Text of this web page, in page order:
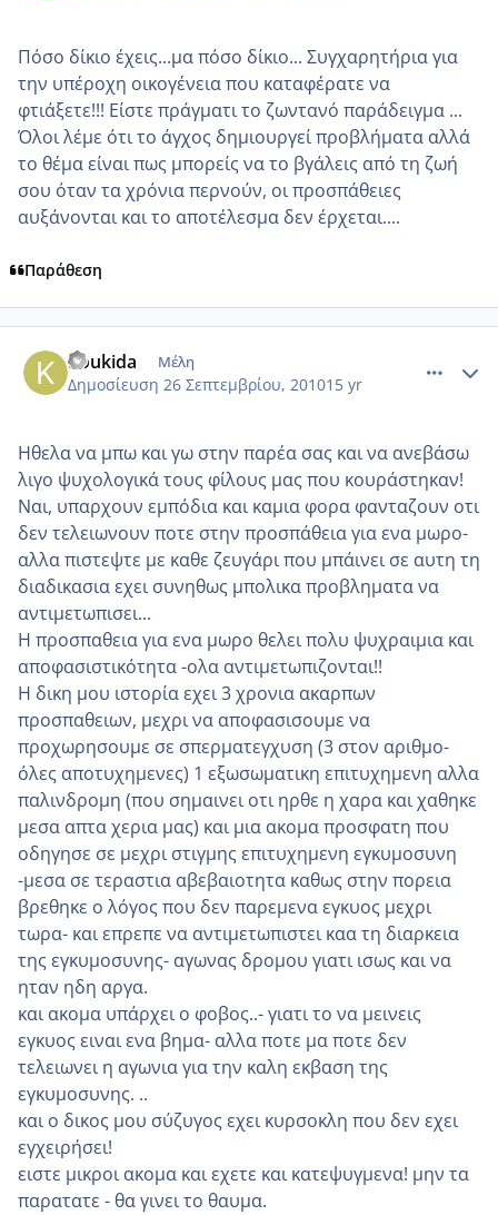
Πόσο δίκιο έχεις...μα πόσο δίκιο... Συγχαρητήρια για
την υπέροχη οικογένεια που καταφέρατε να
φτιάξετε!!! Είστε πράγματι το ζωντανό παράδειγμα ...
Όλοι λέμε ότι το άγχος δημιουργεί προβλήματα αλλά
το θέμα είναι πως μπορείς να το βγάλεις από τη ζωή
σου όταν τα χρόνια περνούν, οι προσπάθειες
αυξάνονται και το αποτέλεσμα δεν έρχεται....
Παράθεση
Koukida Μέλη
Δημοσίευση 26 Σεπτεμβρίου, 201015 yr
Ηθελα να μπω και γω στην παρέα σας και να ανεβάσω
λιγο ψυχολογικά τους φίλους μας που κουράστηκαν!
Ναι, υπαρχουν εμπόδια και καμια φορα φανταζουν οτι
δεν τελειωνουν ποτε στην προσπάθεια για ενα μωρο-
αλλα πιστεψτε με καθε ζευγάρι που μπάινει σε αυτη τη
διαδικασια εχει συνηθως μπολικα προβληματα να
αντιμετωπισει...
Η προσπαθεια για ενα μωρο θελει πολυ ψυχραιμια και
αποφασιστικότητα -ολα αντιμετωπιζονται!!
Η δικη μου ιστορία εχει 3 χρονια ακαρπων
προσπαθειων, μεχρι να αποφασισουμε να
προχωρησουμε σε σπερματεγχυση (3 στον αριθμο-
όλες αποτυχημενες) 1 εξωσωματικη επιτυχημενη αλλα
παλινδρομη (που σημαινει οτι ηρθε η χαρα και χαθηκε
μεσα απτα χερια μας) και μια ακομα προσφατη που
οδηγησε σε μεχρι στιγμης επιτυχημενη εγκυμοσυνη
-μεσα σε τεραστια αβεβαιοτητα καθως στην πορεια
βρεθηκε ο λόγος που δεν παρεμενα εγκυος μεχρι
τωρα- και επρεπε να αντιμετωπιστει καα τη διαρκεια
της εγκυμοσυνης- αγωνας δρομου γιατι ισως και να
ηταν ηδη αργα.
και ακομα υπάρχει ο φοβος..- γιατι το να μεινεις
εγκυος ειναι ενα βημα- αλλα ποτε μα ποτε δεν
τελειωνει η αγωνια για την καλη εκβαση της
εγκυμοσυνης. ..
και ο δικος μου σύζυγος εχει κυρσοκλη που δεν εχει
εγχειρήσει!
ειστε μικροι ακομα και εχετε και κατεψυγμενα! μην τα
παρατατε - θα γινει το θαυμα.